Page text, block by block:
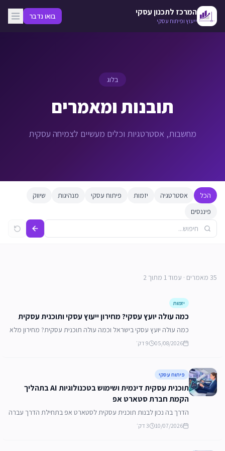
דלג לתוכן המרכזי
המרכז לתכנון עסקי
ייעוץ ופיתוח עסקי
בואו נדבר
בלוג
תובנות ומאמרים
מחשבות, אסטרטגיות וכלים מעשיים לצמיחה עסקית
הכל אסטרטגיה יזמות פיתוח עסקי מנהיגות
שיווק
פיננסים
35 מאמרים · עמוד 1 מתוך 2
יזמות
כמה עולה יועץ עסקי? מחירון ייעוץ עסקי ותוכנית עסקית
כמה עולה יועץ עסקי בישראל וכמה עולה תוכנית עסקית? מחירון מלא
של שירותי הייעוץ והליווי שלנו: תוכנית עסקית לסטארט אפ, למשקיעים
05/08/2026
9 דק׳
פיתוח עסקי
תוכנית עסקית דינמית ושימוש בטכנולוגיות AI בתהליך
הקמת חברת סטארט אפ
הדרך בה נכון לבנות תוכנית עסקית לסטארט אפ בתחילת הדרך עברה
שינויים חשובים. תוכנית עסקית לסטארט אפ צריכה להיות דינמית
10/07/2026
3 דק׳